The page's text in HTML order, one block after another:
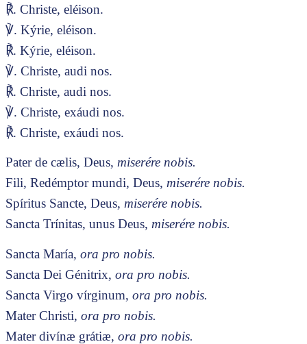
℟. Christe, eléison.
℣. Kýrie, eléison.
℟. Kýrie, eléison.
℣. Christe, audi nos.
℟. Christe, audi nos.
℣. Christe, exáudi nos.
℟. Christe, exáudi nos.
Pater de cælis, Deus, miserére nobis.
Fili, Redémptor mundi, Deus, miserére nobis.
Spíritus Sancte, Deus, miserére nobis.
Sancta Trínitas, unus Deus, miserére nobis.
Sancta María, ora pro nobis.
Sancta Dei Génitrix, ora pro nobis.
Sancta Virgo vírginum, ora pro nobis.
Mater Christi, ora pro nobis.
Mater divínæ grátiæ, ora pro nobis.